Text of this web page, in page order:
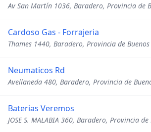
Av San Martín 1036, Baradero, Provincia de
Cardoso Gas - Forrajeria
Thames 1440, Baradero, Provincia de
Neumaticos Rd
Avellaneda 480, Baradero, Provincia de
Baterias Veremos
JOSE S. MALABIA 360, Baradero, Provincia